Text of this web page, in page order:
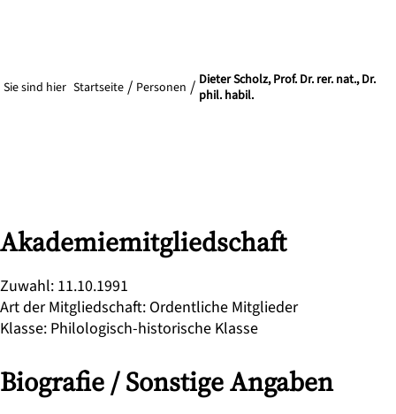
Sie sind hier Startseite Personen
Dieter Scholz, Prof. Dr. rer. nat., Dr.
phil. habil.
Akademiemitgliedschaft
Zuwahl: 11.10.1991
Art der Mitgliedschaft: Ordentliche Mitglieder
Klasse: Philologisch-historische Klasse
Biografie / Sonstige Angaben